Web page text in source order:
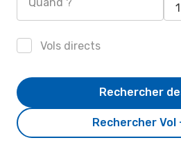
Vols directs
Rechercher Vol
Rechercher